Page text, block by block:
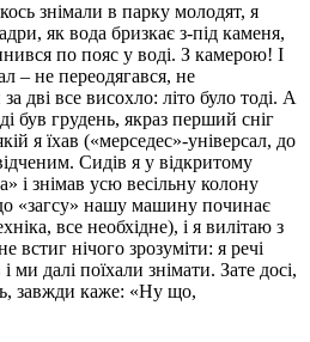
знімали в парку молодят, я
як вода бризкає з-під каменя,
по пояс у воді. З камерою! І
– не переодягався, не
дві все висохло: літо було тоді. А
був грудень, якраз перший сніг
я їхав («мерседес»-універсал, до
Сидів я у відкритому
і знімав усю весільну колону
«загсу» нашу машину починає
все необхідне), і я вилітаю з
встиг нічого зрозуміти: я речі
далі поїхали знімати. Зате досі,
завжди каже: «Ну що,